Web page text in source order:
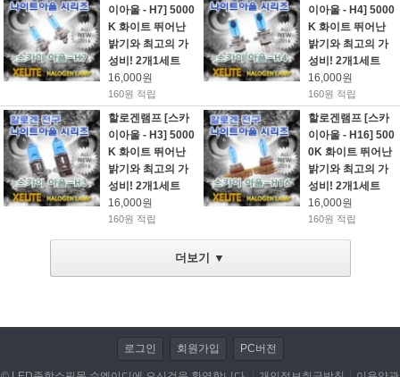
LED전조등/안개등/할로겐 램프
저항/전자부품/전자모듈
LED작업 관련제품
자동차용품
DIY KIT
동호회 업로드
휴대폰/기타 액세서리
캠핑용품
이아울 - H7] 5000
K 화이트 뛰어난
밝기와 최고의 가
성비! 2개1세트
16,000원
160원 적립
이아울 - H4] 5000
K 화이트 뛰어난
밝기와 최고의 가
성비! 2개1세트
16,000원
160원 적립
할로겐램프 [스카
이아울 - H3] 5000
K 화이트 뛰어난
밝기와 최고의 가
성비! 2개1세트
16,000원
160원 적립
할로겐램프 [스카
이아울 - H16] 500
0K 화이트 뛰어난
밝기와 최고의 가
성비! 2개1세트
16,000원
160원 적립
더보기 ▼
로그인 회원가입 PC버전